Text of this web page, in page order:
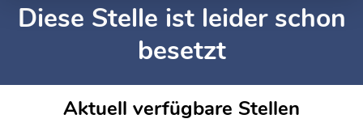
Diese Stelle ist leider schon
besetzt
Aktuell verfügbare Stellen